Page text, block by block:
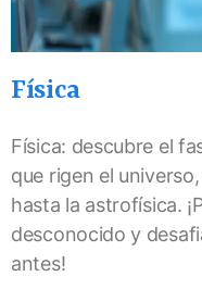
Física
Física: descubre el
que rigen el
hasta la astrofísica.
desconocido y
antes!